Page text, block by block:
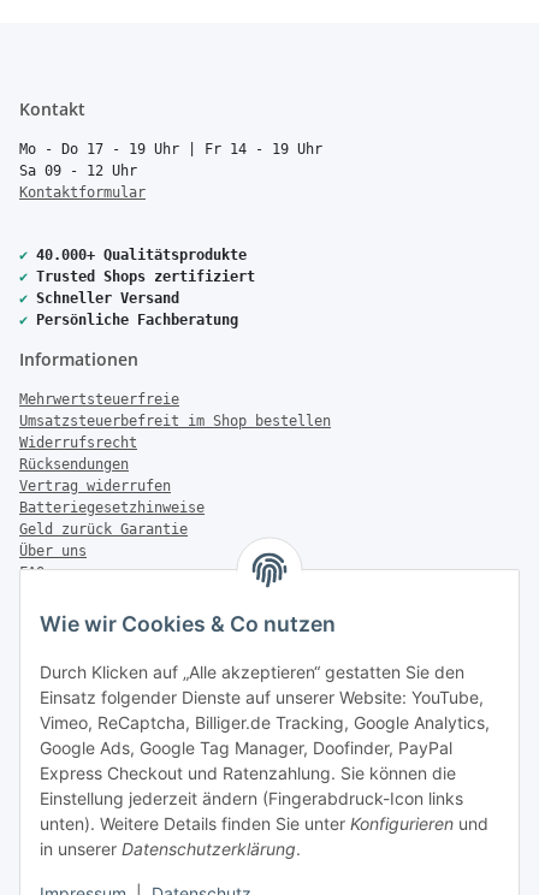
Wie wir Cookies & Co nutzen
Durch Klicken auf „Alle akzeptieren“ gestatten Sie den
Einsatz folgender Dienste auf unserer Website: YouTube,
Vimeo, ReCaptcha, Billiger.de Tracking, Google Analytics,
Google Ads, Google Tag Manager, Doofinder, PayPal
Express Checkout und Ratenzahlung. Sie können die
Einstellung jederzeit ändern (Fingerabdruck-Icon links
unten). Weitere Details finden Sie unter Konfigurieren und
in unserer Datenschutzerklärung.
Kontakt
Mo - Do 17 - 19 Uhr | Fr 14 - 19 Uhr
Sa 09 - 12 Uhr
Kontaktformular
✔ 40.000+ Qualitätsprodukte
✔ Trusted Shops zertifiziert
✔ Schneller Versand
✔ Persönliche Fachberatung
Informationen
Mehrwertsteuerfreie
Umsatzsteuerbefreit im Shop bestellen
Widerrufsrecht
Rücksendungen
Vertrag widerrufen
Batteriegesetzhinweise
Geld zurück Garantie
Über uns
FAQ
Zahlung & Versand
Versandinformationen
Sonstiges